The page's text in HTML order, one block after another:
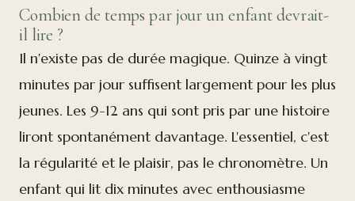
Combien de temps par jour un enfant devrait-
il lire ?
Il n'existe pas de durée magique. Quinze à vingt
minutes par jour suffisent largement pour les plus
jeunes. Les 9-12 ans qui sont pris par une histoire
liront spontanément davantage. L'essentiel, c'est
la régularité et le plaisir, pas le chronomètre. Un
enfant qui lit dix minutes avec enthousiasme